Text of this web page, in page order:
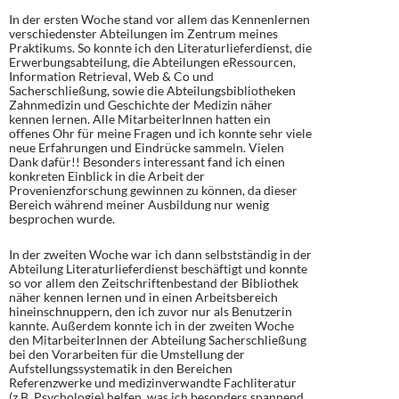
In der ersten Woche stand vor allem das Kennenlernen
verschiedenster Abteilungen im Zentrum meines
Praktikums. So konnte ich den Literaturlieferdienst, die
Erwerbungsabteilung, die Abteilungen eRessourcen,
Information Retrieval, Web & Co und
Sacherschließung, sowie die Abteilungsbibliotheken
Zahnmedizin und Geschichte der Medizin näher
kennen lernen. Alle MitarbeiterInnen hatten ein
offenes Ohr für meine Fragen und ich konnte sehr viele
neue Erfahrungen und Eindrücke sammeln. Vielen
Dank dafür!! Besonders interessant fand ich einen
konkreten Einblick in die Arbeit der
Provenienzforschung gewinnen zu können, da dieser
Bereich während meiner Ausbildung nur wenig
besprochen wurde.
In der zweiten Woche war ich dann selbstständig in der
Abteilung Literaturlieferdienst beschäftigt und konnte
so vor allem den Zeitschriftenbestand der Bibliothek
näher kennen lernen und in einen Arbeitsbereich
hineinschnuppern, den ich zuvor nur als Benutzerin
kannte. Außerdem konnte ich in der zweiten Woche
den MitarbeiterInnen der Abteilung Sacherschließung
bei den Vorarbeiten für die Umstellung der
Aufstellungssystematik in den Bereichen
Referenzwerke und medizinverwandte Fachliteratur